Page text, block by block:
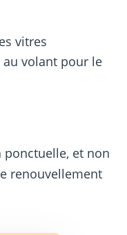
vitres
volant pour le
et non
renouvellement